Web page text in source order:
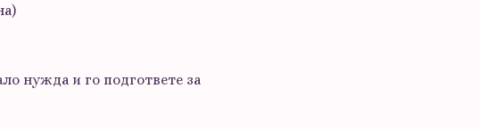
нужда и го подгответе за